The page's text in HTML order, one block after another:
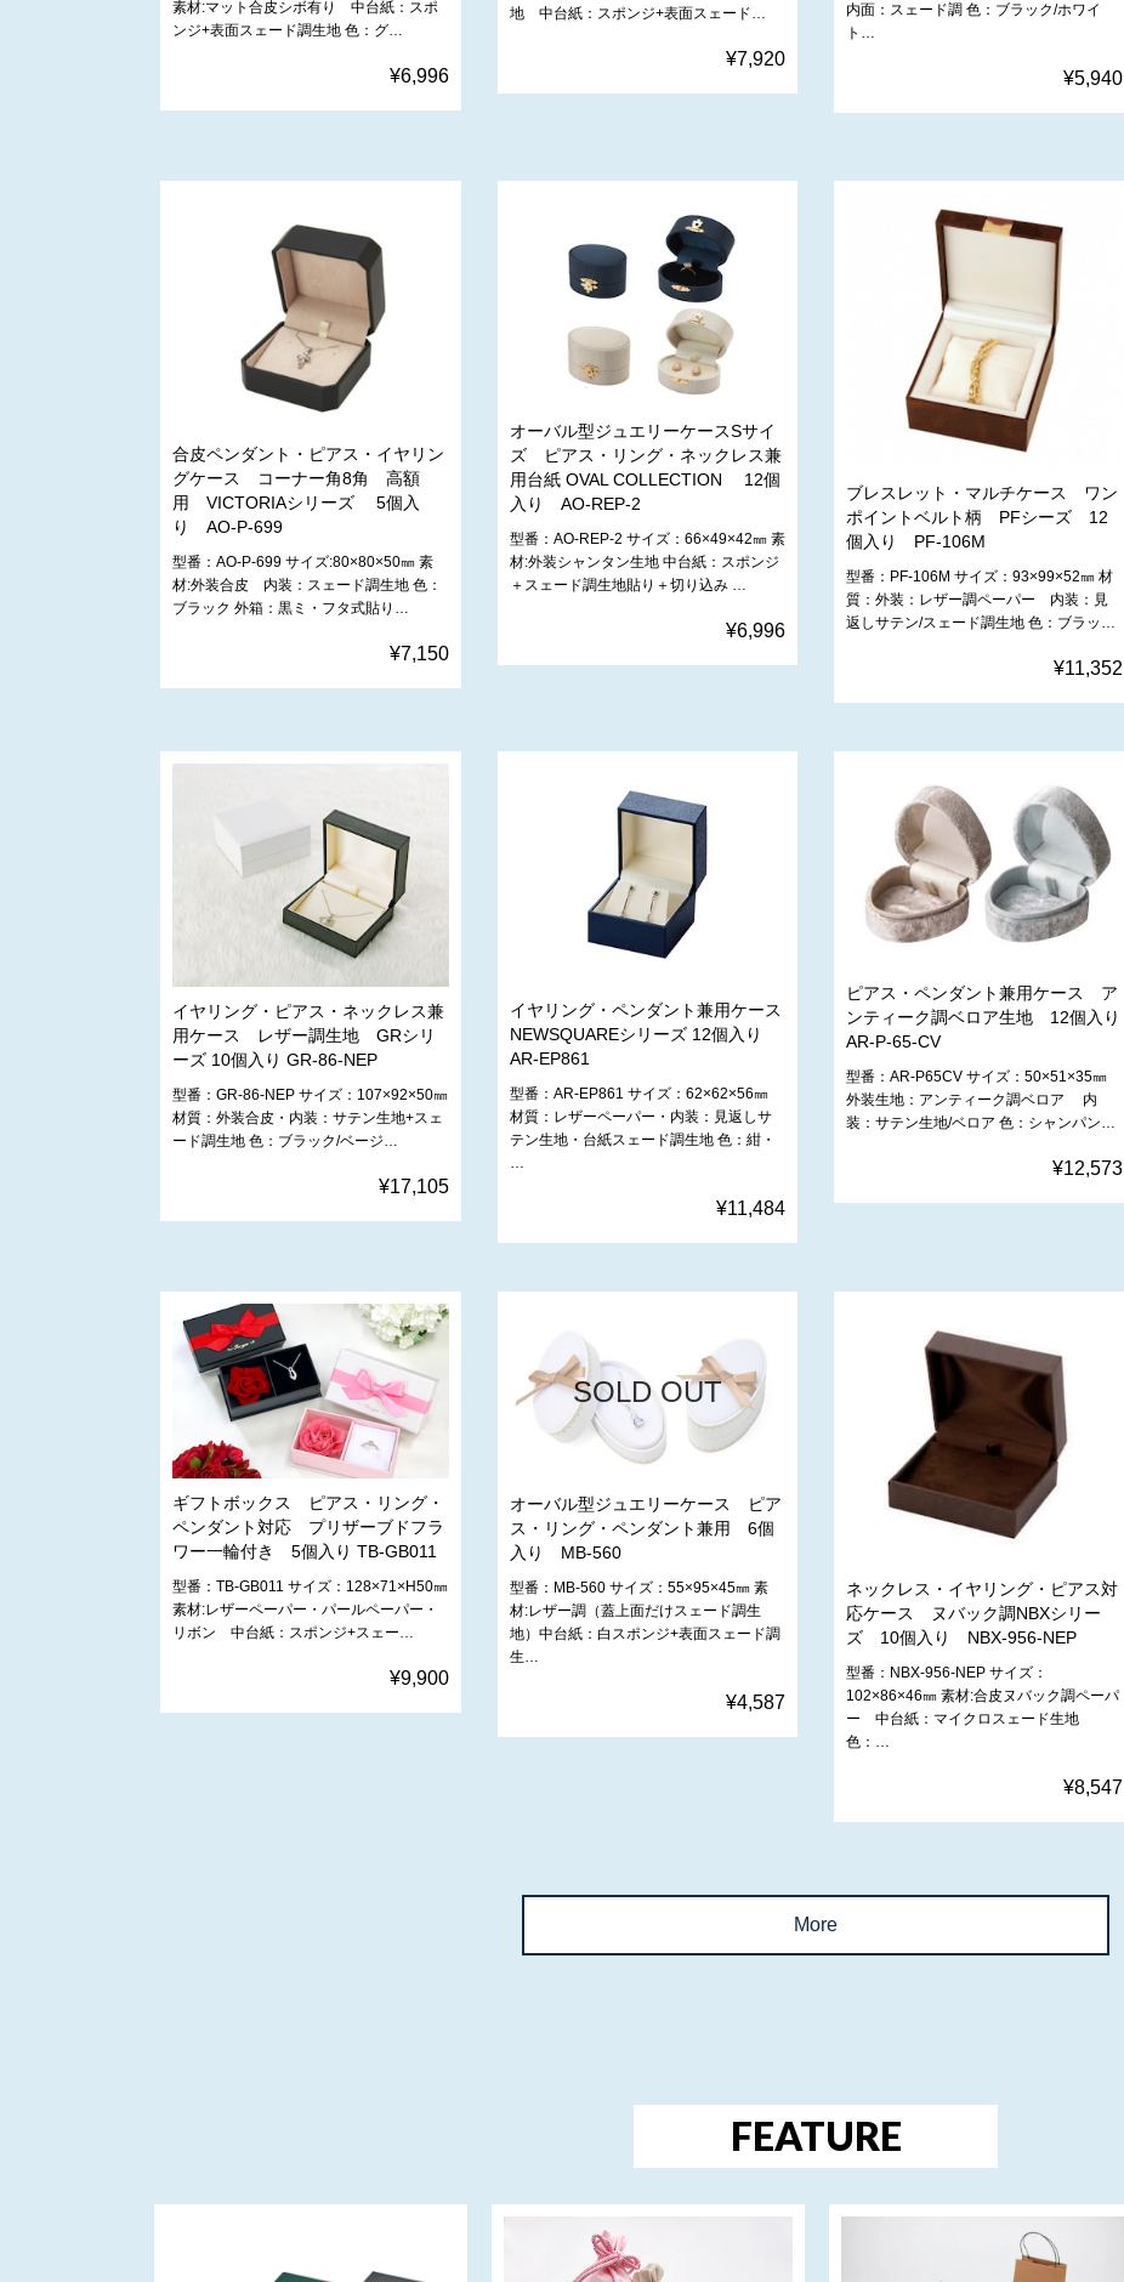
素材:マット合皮シボ有り 中台紙：スポ
ンジ+表面スェード調生地 色：グ…
¥6,996
地 中台紙：スポンジ+表面スェード…
¥7,920
内面：スェード調 色：ブラック/ホワイ
ト…
¥5,940
合皮ペンダント・ピアス・イヤリン
グケース コーナー角8角 高額
用 VICTORIAシリーズ 5個入
り AO-P-699
型番：AO-P-699 サイズ:80×80×50㎜ 素
材:外装合皮 内装：スェード調生地 色：
ブラック 外箱：黒ミ・フタ式貼り…
¥7,150
オーバル型ジュエリーケースSサイ
ズ ピアス・リング・ネックレス兼
用台紙 OVAL COLLECTION 12個
入り AO-REP-2
型番：AO-REP-2 サイズ：66×49×42㎜ 素
材:外装シャンタン生地 中台紙：スポンジ
＋スェード調生地貼り＋切り込み …
¥6,996
ブレスレット・マルチケース ワン
ポイントベルト柄 PFシーズ 12
個入り PF-106M
型番：PF-106M サイズ：93×99×52㎜ 材
質：外装：レザー調ペーパー 内装：見
返しサテン/スェード調生地 色：ブラッ…
¥11,352
イヤリング・ピアス・ネックレス兼
用ケース レザー調生地 GRシリ
ーズ 10個入り GR-86-NEP
型番：GR-86-NEP サイズ：107×92×50㎜
材質：外装合皮・内装：サテン生地+スェ
ード調生地 色：ブラック/ベージ…
¥17,105
イヤリング・ペンダント兼用ケース
NEWSQUAREシリーズ 12個入り
AR-EP861
型番：AR-EP861 サイズ：62×62×56㎜
材質：レザーペーパー・内装：見返しサ
テン生地・台紙スェード調生地 色：紺・
…
¥11,484
ピアス・ペンダント兼用ケース ア
ンティーク調ベロア生地 12個入り
AR-P-65-CV
型番：AR-P65CV サイズ：50×51×35㎜
外装生地：アンティーク調ベロア 内
装：サテン生地/ベロア 色：シャンパン…
¥12,573
ギフトボックス ピアス・リング・
ペンダント対応 プリザーブドフラ
ワー一輪付き 5個入り TB-GB011
型番：TB-GB011 サイズ：128×71×H50㎜
素材:レザーペーパー・パールペーパー・
リボン 中台紙：スポンジ+スェー…
¥9,900
SOLD OUT
オーバル型ジュエリーケース ピア
ス・リング・ペンダント兼用 6個
入り MB-560
型番：MB-560 サイズ：55×95×45㎜ 素
材:レザー調（蓋上面だけスェード調生
地）中台紙：白スポンジ+表面スェード調
生…
¥4,587
ネックレス・イヤリング・ピアス対
応ケース ヌバック調NBXシリー
ズ 10個入り NBX-956-NEP
型番：NBX-956-NEP サイズ：
102×86×46㎜ 素材:合皮ヌバック調ペーパ
ー 中台紙：マイクロスェード生地
色：…
¥8,547
More
FEATURE